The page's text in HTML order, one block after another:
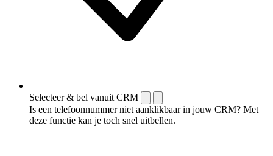
Selecteer & bel vanuit CRM
Is een telefoonnummer niet aanklikbaar in jouw CRM? Met
deze functie kan je toch snel uitbellen.